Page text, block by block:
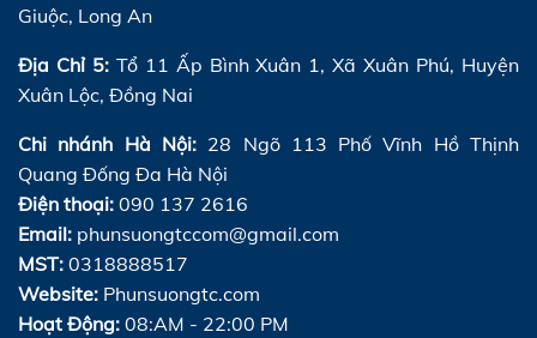
Giuộc, Long An
Địa Chỉ 5:Tổ 11 Ấp Bình Xuân 1, Xã Xuân Phú, Huyện
Xuân Lộc, Đồng Nai
Chi nhánh Hà Nội: 28 Ngõ 113 Phố Vĩnh Hồ Thịnh
Quang Đống Đa Hà Nội
Điện thoại: 090 137 2616
Email: phunsuongtccom@gmail.com
MST: 0318888517
Website: Phunsuongtc.com
Hoạt Động: 08:AM - 22:00 PM